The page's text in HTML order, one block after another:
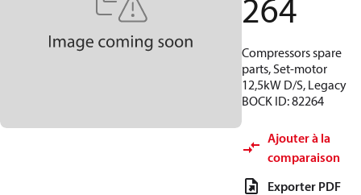
Compressors spare
parts, Set-motor
12,5kW D/S, Legacy
BOCK ID: 82264
Ajouter à la
comparaison
Exporter PDF